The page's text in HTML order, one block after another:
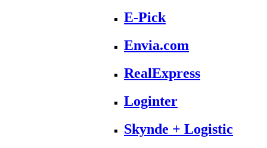
E-Pick
Envia.com
RealExpress
Loginter
Skynde + Logistic